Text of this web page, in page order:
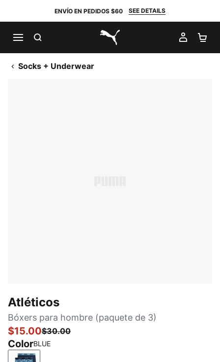
ENVÍO EN PEDIDOS $60 SEE DETAILS
PUMA.com
MI
Socks + Underwear
Atléticos
Bóxers para hombre (paquete de 3)
$15.00$30.00
ColorBLUE